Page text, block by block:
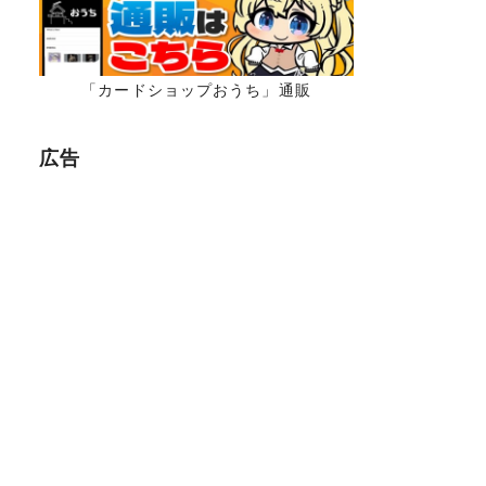
「カードショップおうち」通販
広告